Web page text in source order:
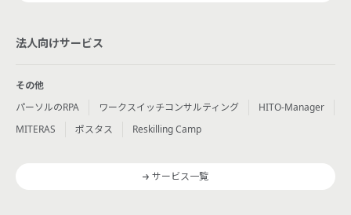
法人向けサービス
その他
パーソルのRPA
ワークスイッチコンサルティング
HITO-Manager
MITERAS
ポスタス Reskilling Camp
サービス一覧